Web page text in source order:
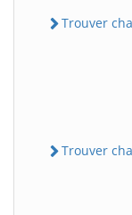
Trouver
Trouver